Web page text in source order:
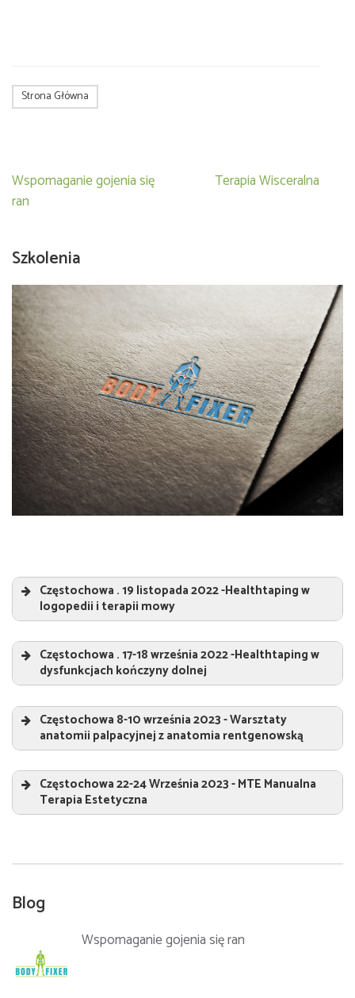
Strona Główna
Nawigacja
wpisu
Wspomaganie gojenia się
ran
Terapia Wisceralna
Szkolenia
Częstochowa . 19 listopada 2022 -Healthtaping w
logopedii i terapii mowy
Prowadzący:Sebastian Jeruszka
Częstochowa . 17-18 września 2022 -Healthtaping w
dysfunkcjach kończyny dolnej
Prowadzący:Sebastian Jeruszka
Częstochowa 8-10 września 2023 - Warsztaty
anatomii palpacyjnej z anatomia rentgenowską
rentgenowską„
Prowadzący:Sebastian Jeruszka
Częstochowa 22-24 Września 2023 - MTE Manualna
Terapia Estetyczna
Prowadzący:Sebastian Jeruszka
Blog
Wspomaganie gojenia się ran